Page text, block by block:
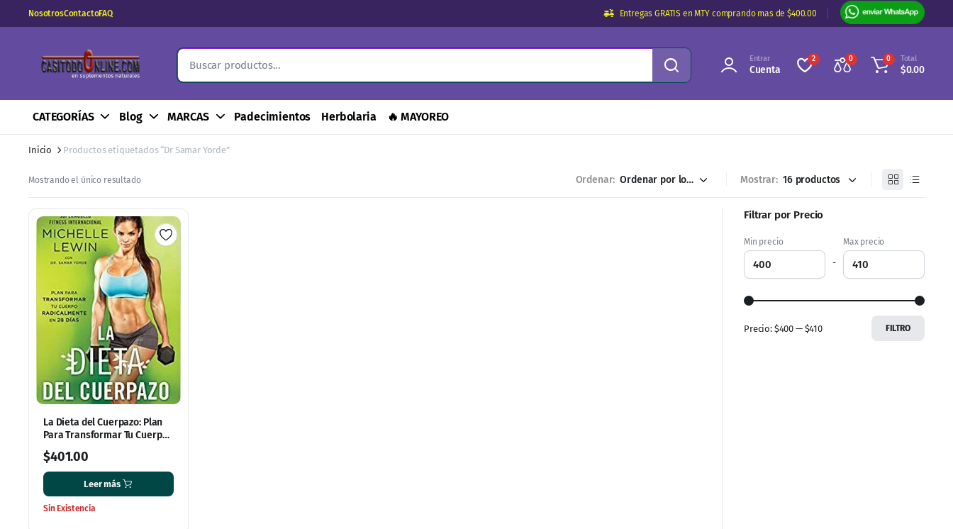
NosotrosContactoFAQ Entregas GRATIS en MTY comprando mas de $400.00
Entrar
Cuenta
2 0 0 Total
$0.00
CATEGORÍAS Blog MARCAS Padecimientos Herbolaria MAYOREO
Inicio Productos etiquetados “Dr Samar Yorde”
Mostrando el único resultado Ordenar: Mostrar:
La Dieta del Cuerpazo: Plan
Para Transformar Tu Cuerpo
Radicalmente En 28 Días
$401.00
Leer más
Sin Existencia
Filtrar por Precio
Min precio
-
Max precio
FILTRO
Precio: $400 — $410